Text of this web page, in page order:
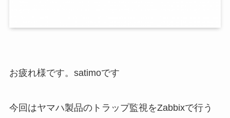
お疲れ様です。satimoです
今回はヤマハ製品のトラップ監視をZabbixで行う